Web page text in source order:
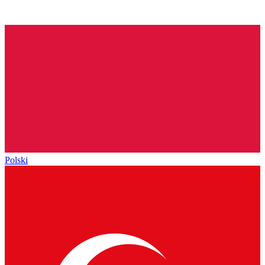
Polski